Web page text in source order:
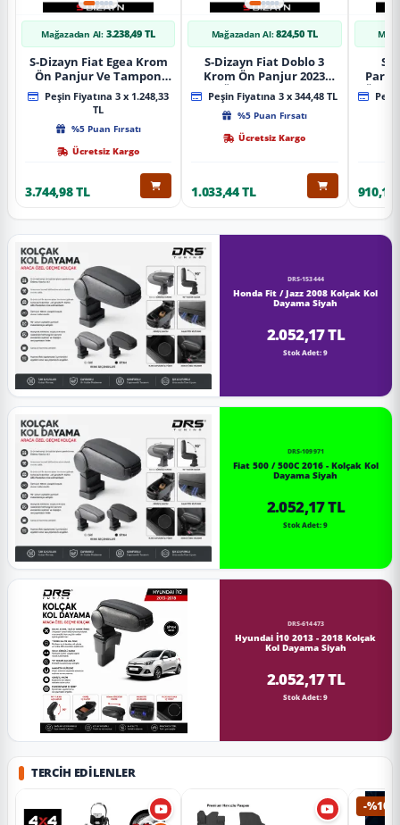
Mağazadan Al: 3.238,49 TL
S-Dizayn Fiat Egea Krom
Ön Panjur Ve Tampon
Çıta Seti Diamond Model
22 Prç. 2020 Üzeri (Parlak
Peşin Fiyatına 3 x 1.248,33
TL
%5 Puan Fırsatı
Ücretsiz Kargo
3.744,98 TL
Mağazadan Al: 824,50 TL
S-Dizayn Fiat Doblo 3
Krom Ön Panjur 2023
Üzeri A+ Kalite
Peşin Fiyatına 3 x 344,48 TL
%5 Puan Fırsatı
Ücretsiz Kargo
1.033,44 TL
S-
Ön
910,16
DRS-153444
Honda Fit / Jazz 2008 Kolçak Kol
Dayama Siyah
2.052,17 TL
Stok Adet: 9
DRS-109971
Fiat 500 / 500C 2016 - Kolçak Kol
Dayama Siyah
2.052,17 TL
Stok Adet: 9
DRS-614473
Hyundai İ10 2013 - 2018 Kolçak
Kol Dayama Siyah
2.052,17 TL
Stok Adet: 9
TERCIH EDILENLER
-%10